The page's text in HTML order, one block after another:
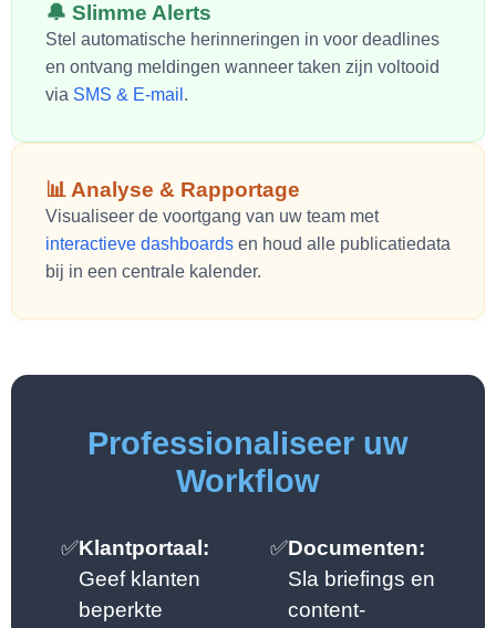
🔔 Slimme Alerts
Stel automatische herinneringen in voor deadlines
en ontvang meldingen wanneer taken zijn voltooid
via SMS & E-mail .
📊 Analyse & Rapportage
Visualiseer de voortgang van uw team met
interactieve dashboards en houd alle publicatiedata
bij in een centrale kalender.
Professionaliseer uw
Workflow
✅Klantportaal:
Geef klanten
beperkte
✅Documenten:
Sla briefings en
content-